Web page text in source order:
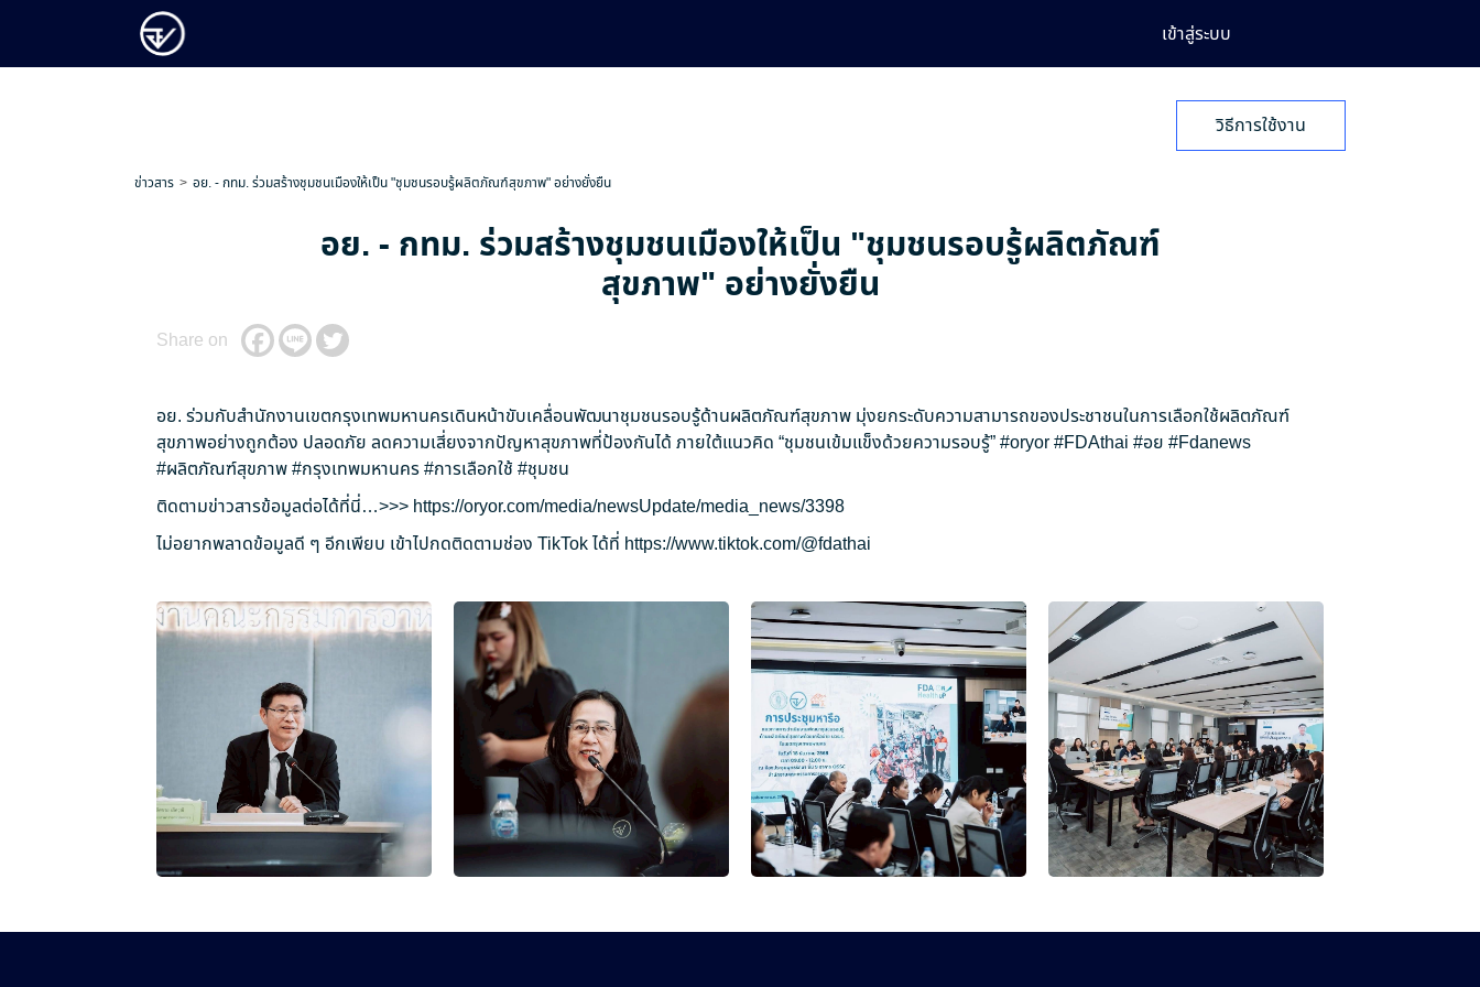
เข้าสู่ระบบ
วิธีการใช้งาน
ข่าวสาร อย. - กทม. ร่วมสร้างชุมชนเมืองให้เป็น "ชุมชนรอบรู้ผลิตภัณฑ์สุขภาพ" อย่างยั่งยืน
อย. - กทม. ร่วมสร้างชุมชนเมืองให้เป็น "ชุมชนรอบรู้ผลิตภัณฑ์
สุขภาพ" อย่างยั่งยืน
Share on
อย. ร่วมกับสำนักงานเขตกรุงเทพมหานครเดินหน้าขับเคลื่อนพัฒนาชุมชนรอบรู้ด้านผลิตภัณฑ์สุขภาพ มุ่งยกระดับความสามารถของประชาชนในการเลือกใช้ผลิตภัณฑ์
สุขภาพอย่างถูกต้อง ปลอดภัย ลดความเสี่ยงจากปัญหาสุขภาพที่ป้องกันได้ ภายใต้แนวคิด “ชุมชนเข้มแข็งด้วยความรอบรู้”#oryor#FDAthai #อย #Fdanews
#ผลิตภัณฑ์สุขภาพ#กรุงเทพมหานคร#การเลือกใช้ #ชุมชน
ติดตามข่าวสารข้อมูลต่อได้ที่นี่…>>> https://oryor.com/media/newsUpdate/media_news/3398
ไม่อยากพลาดข้อมูลดี ๆ อีกเพียบ เข้าไปกดติดตามช่อง TikTok ได้ที่ https://www.tiktok.com/@fdathai